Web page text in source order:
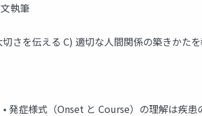
執筆
さを伝える C) 適切な人間関係の築きかた
症様式（Onset と Course）の理解は疾患